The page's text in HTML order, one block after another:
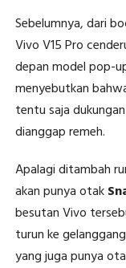
Sebelumnya, dari
Vivo V15 Pro
depan model pop-
menyebutkan
tentu saja
dianggap remeh.
Apalagi ditambah
akan punya otak
besutan Vivo
turun ke
yang juga punya